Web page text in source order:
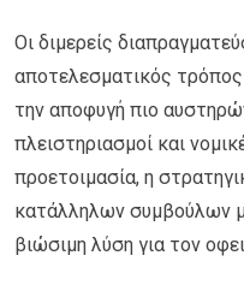
Οι διμερείς
αποτελεσματικός τρόπος
την αποφυγή πιο
πλειστηριασμοί και
προετοιμασία, η
κατάλληλων συμβούλων
βιώσιμη λύση για τον